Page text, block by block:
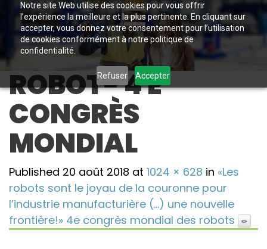
Notre site Web utilise des cookies pour vous offrir
l’expérience la meilleure et la plus pertinente. En cliquant sur
accepter, vous donnez votre consentement pour l’utilisation
de cookies conformément à notre politique de
confidentialité.
Refuser Accepter
ROBOT- 4 E
CONGRÈS
MONDIAL
Published 20 août 2018 at 1024 × 628 in «Les
robots sont le joyau de la couronne pour
l’industrie manufacturière (…) une nouvelle
frontière!» 4e congrès mondial des robots